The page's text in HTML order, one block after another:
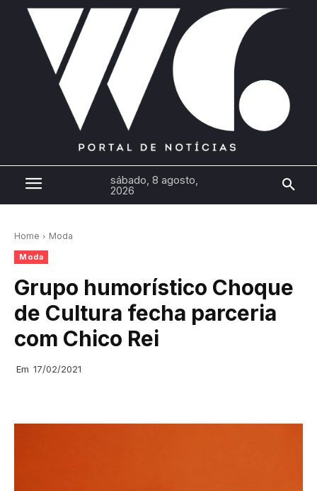
sábado, 8 agosto,
2026
Home Moda
Moda
Grupo humorístico Choque
de Cultura fecha parceria
com Chico Rei
Em 17/02/2021